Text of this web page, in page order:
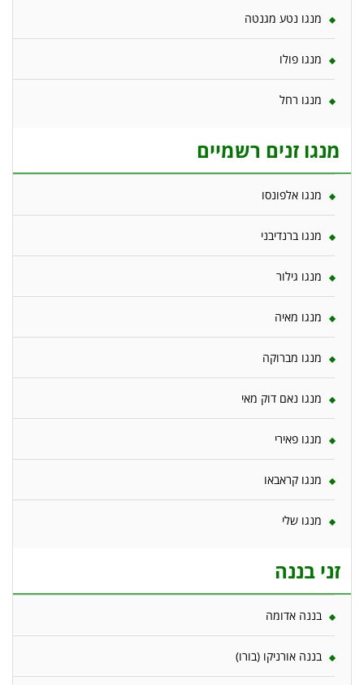
מנגו נטע מגנטה
מנגו פולו
מנגו רחל
מנגו זנים רשמיים
מנגו אלפונסו
מנגו ברנדיבני
מנגו גילור
מנגו מאיה
מנגו מברוקה
מנגו נאם דוק מאי
מנגו פאירי
מנגו קראבאו
מנגו שלי
זני בננה
בננה אדומה
בננה אורניקו (בורו)